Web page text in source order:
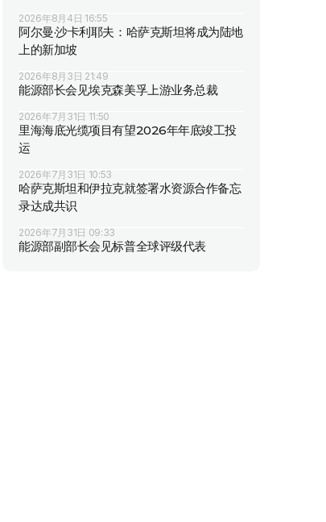
2026年8月4日 16:55
阿尔曼·沙卡利耶夫：哈萨克斯坦将成为陆地
上的新加坡
2026年8月3日 21:49
能源部长会见埃克森美孚上游业务总裁
2026年7月31日 11:50
里海海底光缆项目有望2026年年底竣工投
运
2026年7月31日 10:53
哈萨克斯坦和伊拉克就签署水资源合作备忘
录达成共识
2026年7月31日 09:33
能源部副部长会见标普全球评级代表